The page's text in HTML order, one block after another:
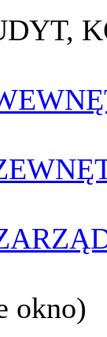
okno)